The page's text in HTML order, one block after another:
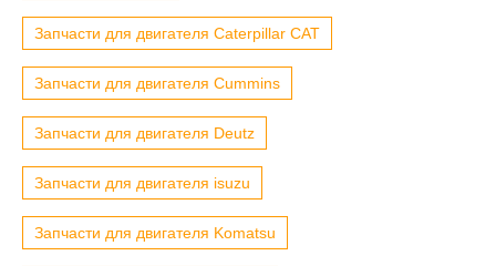
Запчасти для двигателя Caterpillar CAT
Запчасти для двигателя Cummins
Запчасти для двигателя Deutz
Запчасти для двигателя isuzu
Запчасти для двигателя Komatsu